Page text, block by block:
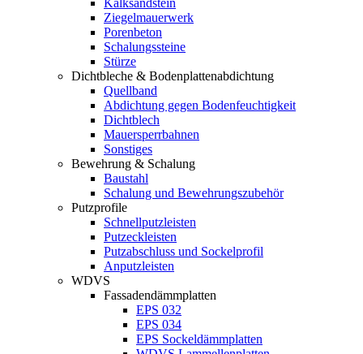
Kalksandstein
Ziegelmauerwerk
Porenbeton
Schalungssteine
Stürze
Dichtbleche & Bodenplattenabdichtung
Quellband
Abdichtung gegen Bodenfeuchtigkeit
Dichtblech
Mauersperrbahnen
Sonstiges
Bewehrung & Schalung
Baustahl
Schalung und Bewehrungszubehör
Putzprofile
Schnellputzleisten
Putzeckleisten
Putzabschluss und Sockelprofil
Anputzleisten
WDVS
Fassadendämmplatten
EPS 032
EPS 034
EPS Sockeldämmplatten